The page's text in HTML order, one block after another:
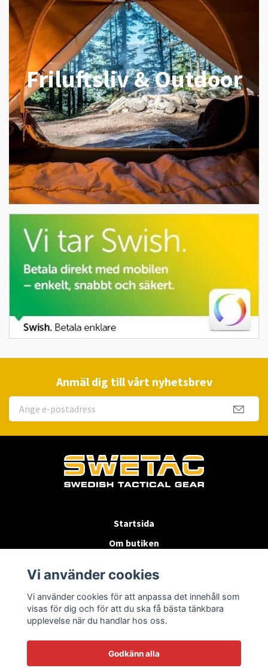
Friluftsliv & Outdoor
Anmäl dig till vårt nyhetsbrev
Startsida
Om butiken
Byten & Returer
Kontakta oss
Vi använder cookies
Vi använder cookies för att anpassa det innehåll som
visas för dig och för att du ska få bästa tänkbara
upplevelse när du handlar hos oss.
Godkänn alla